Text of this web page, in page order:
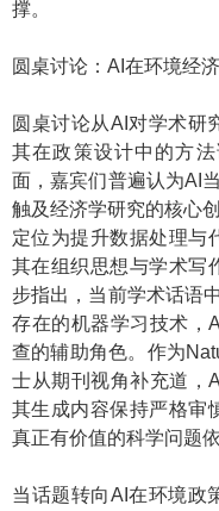
撑。
圆桌讨论：AI在环境经
圆桌讨论从AI对学术研
其在政策设计中的方
面，嘉宾们普遍认为AI
触及经济学研究的核心
定位为提升数据处理与
其在组织思想与学术写
步指出，当前学术话语
存在的机器学习技术，
查的辅助角色。作为
士从期刊视角补充道，
其生成内容保持严格审
真正有价值的科学问题
当话题转向AI在环境政